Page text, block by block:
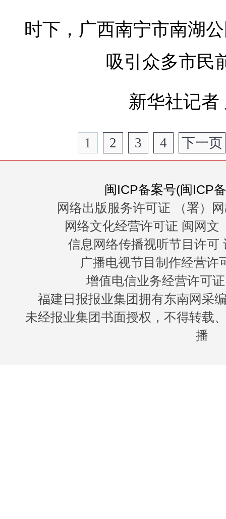
时下，广西南宁市南湖
吸引众多市民
新华社记者
1 2 3 4 下一页
闽ICP备案号(闽ICP
网络出版服务许可证 （署）
网络文化经营许可证 闽网文
信息网络传播视听节目许可
广播电视节目制作经营许
增值电信业务经营许可
福建日报报业集团拥有东南网采
未经报业集团书面授权，不得转载
播